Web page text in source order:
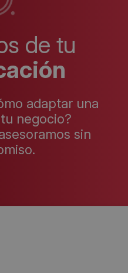
de tu
adaptar una
negocio?
sin